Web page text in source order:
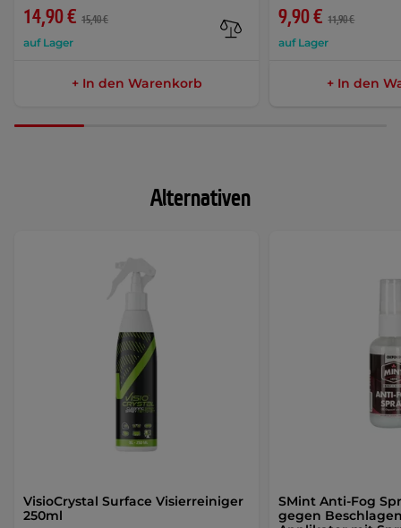
14,90 € 15,40 €
auf Lager
+ In den Warenkorb
9,90 € 11,90 €
auf Lager
+ In den
Alternativen
VisioCrystal Surface Visierreiniger
250ml
SMint Anti-Fog
gegen